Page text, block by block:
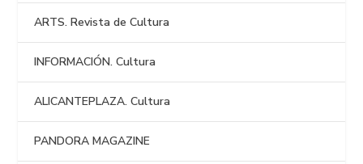
ARTS. Revista de Cultura
INFORMACIÓN. Cultura
ALICANTEPLAZA. Cultura
PANDORA MAGAZINE